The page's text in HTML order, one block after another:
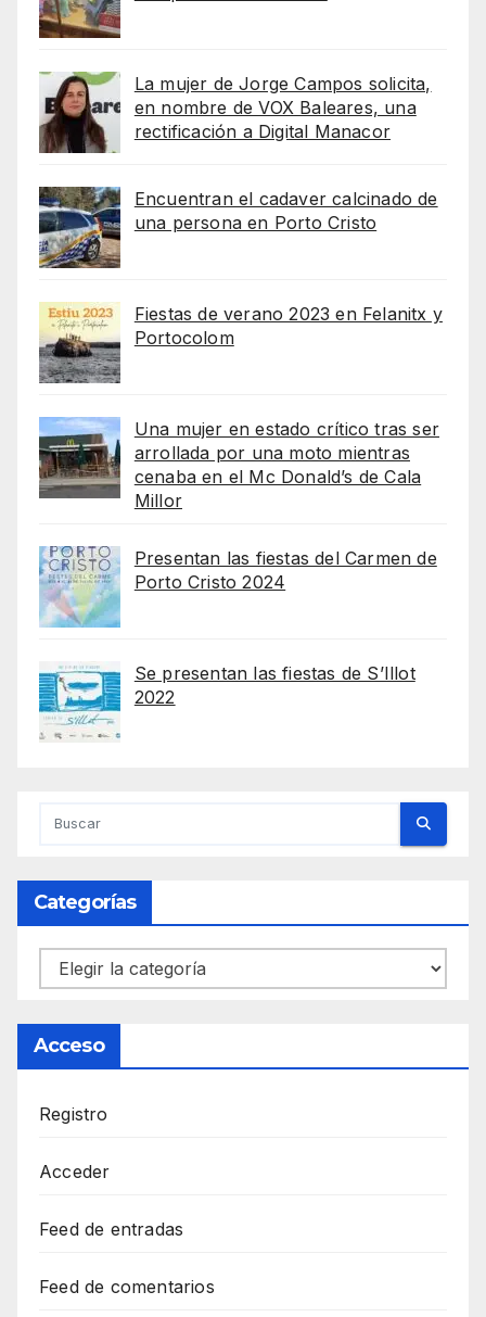
La mujer de Jorge Campos solicita,
en nombre de VOX Baleares, una
rectificación a Digital Manacor
Encuentran el cadaver calcinado de
una persona en Porto Cristo
Fiestas de verano 2023 en Felanitx y
Portocolom
Una mujer en estado crítico tras ser
arrollada por una moto mientras
cenaba en el Mc Donald’s de Cala
Millor
Presentan las fiestas del Carmen de
Porto Cristo 2024
Se presentan las fiestas de S’Illot
2022
Categorías
Categorías
Acceso
Registro
Acceder
Feed de entradas
Feed de comentarios